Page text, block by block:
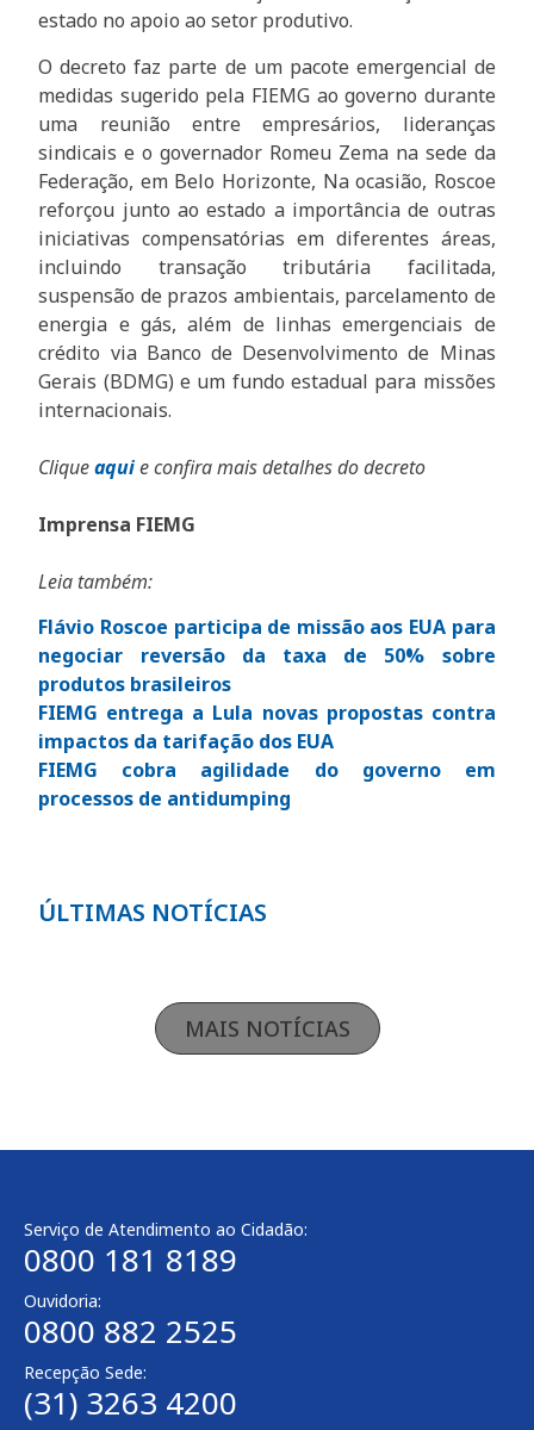
estado no apoio ao setor produtivo.
O decreto faz parte de um pacote emergencial de
medidas sugerido pela FIEMG ao governo durante
uma reunião entre empresários, lideranças
sindicais e o governador Romeu Zema na sede da
Federação, em Belo Horizonte, Na ocasião, Roscoe
reforçou junto ao estado a importância de outras
iniciativas compensatórias em diferentes áreas,
incluindo transação tributária facilitada,
suspensão de prazos ambientais, parcelamento de
energia e gás, além de linhas emergenciais de
crédito via Banco de Desenvolvimento de Minas
Gerais (BDMG) e um fundo estadual para missões
internacionais.
Cliqueaquie confira mais detalhes do decreto
Imprensa FIEMG
Leia também:
Flávio Roscoe participa de missão aos EUA para
negociar reversão da taxa de 50% sobre
produtos brasileiros
FIEMG entrega a Lula novas propostas contra
impactos da tarifação dos EUA
FIEMG cobra agilidade do governo em
processos de antidumping
ÚLTIMAS NOTÍCIAS
MAIS NOTÍCIAS
Serviço de Atendimento ao Cidadão:
0800 181 8189
Ouvidoria:
0800 882 2525
Recepção Sede:
(31) 3263 4200